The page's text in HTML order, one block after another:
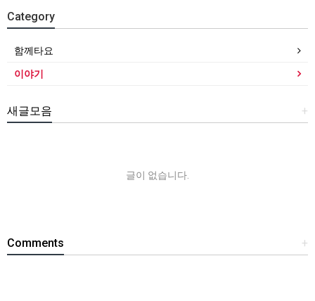
Category
함께타요
이야기
+
새글모음
글이 없습니다.
+
Comments